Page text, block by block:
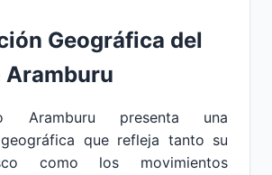
Geográfica del
Aramburu presenta una
que refleja tanto su
como los movimientos